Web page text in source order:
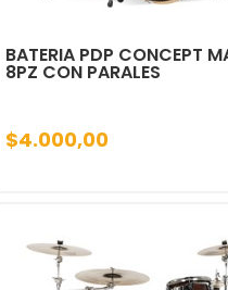
BATERIA PDP CONCEPT
8PZ CON PARALES
$4.000,00